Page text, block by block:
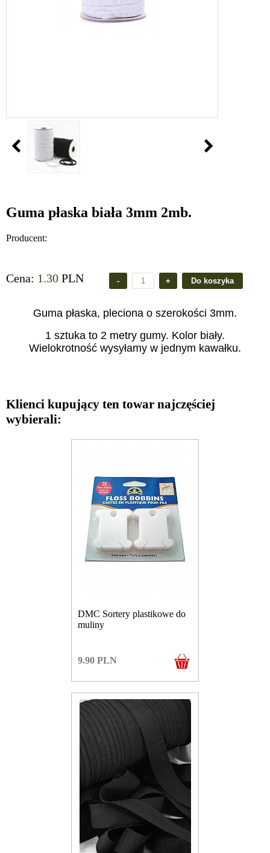
Guma płaska biała 3mm 2mb.
Producent:
Cena: 1.30 PLN
Guma płaska, pleciona o szerokości 3mm.
1 sztuka to 2 metry gumy. Kolor biały.
Wielokrotność wysyłamy w jednym kawałku.
Klienci kupujący ten towar najczęściej
wybierali:
DMC Sortery plastikowe do
muliny
9.90 PLN